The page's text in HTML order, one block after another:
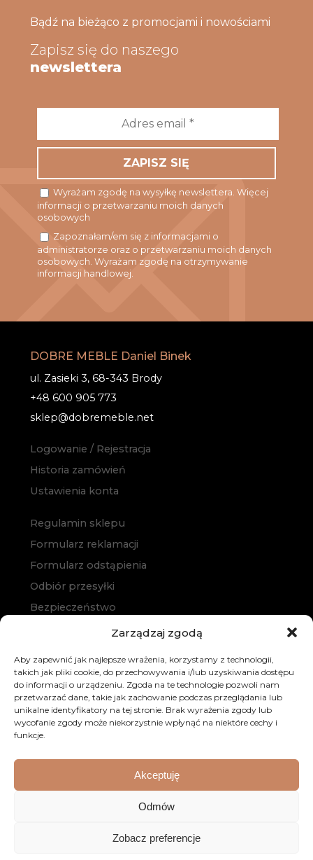
Zarządzaj zgodą
Aby zapewnić jak najlepsze wrażenia, korzystamy z technologii,
takich jak pliki cookie, do przechowywania i/lub uzyskiwania dostępu
do informacji o urządzeniu. Zgoda na te technologie pozwoli nam
przetwarzać dane, takie jak zachowanie podczas przeglądania lub
unikalne identyfikatory na tej stronie. Brak wyrażenia zgody lub
wycofanie zgody może niekorzystnie wpłynąć na niektóre cechy i
funkcje.
Akceptuję
Odmów
Zobacz preferencje
Bądź na bieżąco z promocjami i nowościami
Zapisz się do naszego
newslettera
*
Wyrażam zgodę na wysyłkę newslettera. Więcej
informacji o przetwarzaniu moich danych
osobowych
Zapoznałam/em się z informacjami o
administratorze oraz o przetwarzaniu moich danych
osobowych. Wyrażam zgodę na otrzymywanie
informacji handlowej.
DOBRE MEBLE Daniel Binek
ul. Zasieki 3, 68-343 Brody
+48 600 905 773
sklep@dobremeble.net
Logowanie / Rejestracja
Historia zamówień
Ustawienia konta
Regulamin sklepu
Formularz reklamacji
Formularz odstąpienia
Odbiór przesyłki
Bezpieczeństwo
Polityka prywatności
Zakup na raty
Kontakt
© 2026 Dobre Meble. Wszystkie prawa zastrzeżone.